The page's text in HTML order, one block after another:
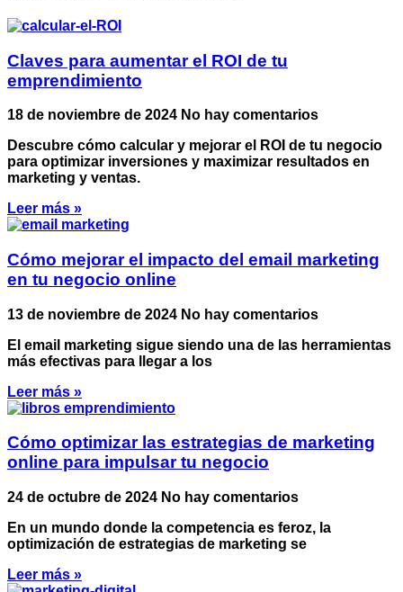
Claves para aumentar el ROI de tu
emprendimiento
18 de noviembre de 2024 No hay comentarios
Descubre cómo calcular y mejorar el ROI de tu negocio
para optimizar inversiones y maximizar resultados en
marketing y ventas.
Leer más »
Cómo mejorar el impacto del email marketing
en tu negocio online
13 de noviembre de 2024 No hay comentarios
El email marketing sigue siendo una de las herramientas
más efectivas para llegar a los
Leer más »
Cómo optimizar las estrategias de marketing
online para impulsar tu negocio
24 de octubre de 2024 No hay comentarios
En un mundo donde la competencia es feroz, la
optimización de estrategias de marketing se
Leer más »